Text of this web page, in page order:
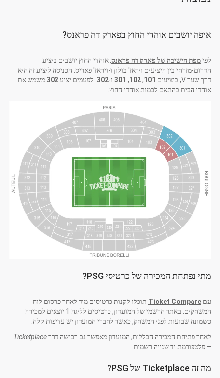
איפה יושבים אוהדי החוץ בפארק דה פראנס?
לפימפת הישיבה של פארק דה פראנס, אוהדי החוץ יושבים ביציע
הדרום-מזרחי בין היציעים ויראז' בולון ו-ויראז' פאריס. הכניסה ליציע זה היא
דרך שער V, ביציעים
101
,
102
,
301 ו-302 . לפעמים יציע302משמש את
אוהדי הבית בהתאם לכמות אוהדי החוץ.
מתי נפתחת המכירה של כרטיסי PSG?
עם Ticket Compare תוכלו לקנות כרטיסים מיד לאחר פרסום לוח
המשחקים. באתר הרשמי של המועדון, כרטיסים לליגה 1 יוצאים למכירה
כשמונה שבועות לפני המשחק, כאשר לחברי המועדון יש עדיפות קלה.
לאחר פתיחת המכירה הכללית, המועדון מאפשר גם רכישה דרךTicketplace
– פלטפורמת יד שנייה רשמית.
מה זה Ticketplace של PSG?